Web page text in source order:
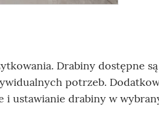
Drabiny dostępne
potrzeb.
i ustawianie drabiny w